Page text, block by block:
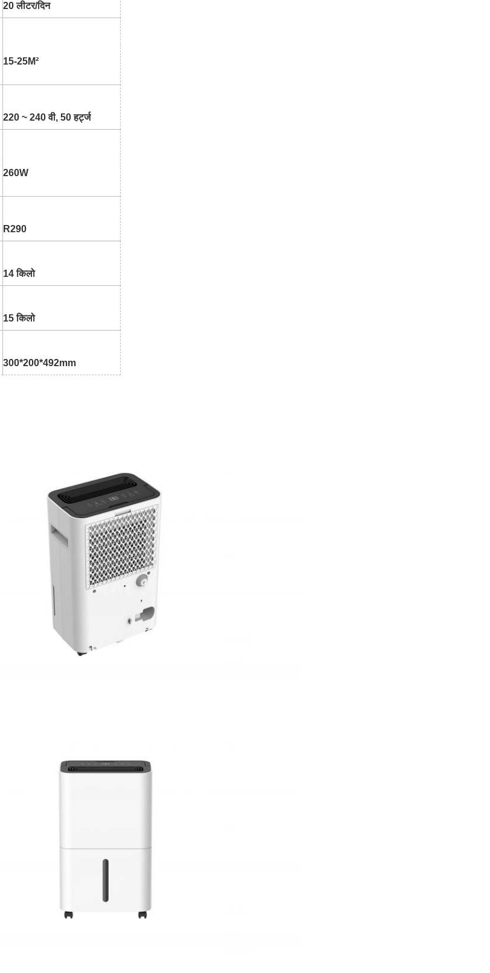
20 लीटर/दिन
15-25M²
220 ~ 240 वी, 50 हर्ट्ज
260W
R290
14 किलो
15 किलो
300*200*492mm